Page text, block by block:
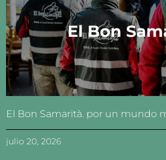
El Bon Samarità. por un mundo
julio 20, 2026